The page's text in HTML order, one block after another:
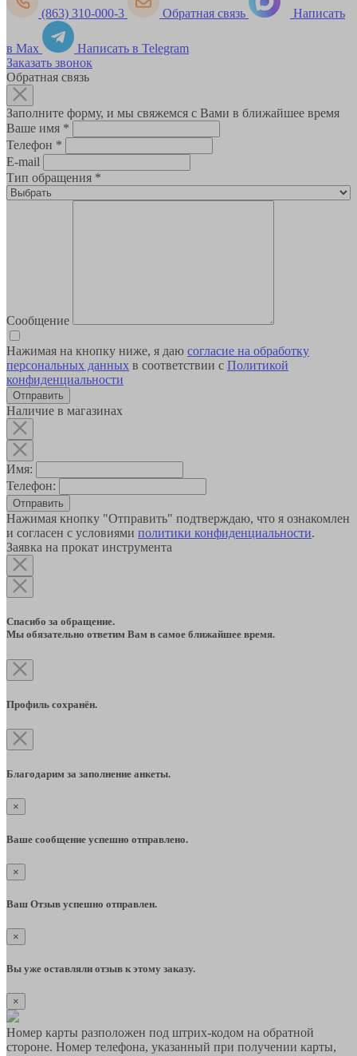
(863) 310-000-3 Обратная связь Написать
в Max
Написать в Telegram
Заказать звонок
Обратная связь
Заполните форму, и мы свяжемся с Вами в ближайшее время
Ваше имя *
Телефон *
E-mail
Тип обращения *
Сообщение
Нажимая на кнопку ниже, я даю согласие на обработку
персональных данных в соответствии с Политикой
конфиденциальности
Наличие в магазинах
Имя:
Телефон:
Отправить
Нажимая кнопку "Отправить" подтверждаю, что я ознакомлен
и согласен с условиями политики конфиденциальности.
Заявка на прокат инструмента
Спасибо за обращение.
Мы обязательно ответим Вам в самое ближайшее время.
Профиль сохранён.
Благодарим за заполнение анкеты.
×
Ваше сообщение успешно отправлено.
×
Ваш Отзыв успешно отправлен.
×
Вы уже оставляли отзыв к этому заказу.
×
Номер карты разположен под штрих-кодом на обратной
стороне. Номер телефона, указанный при получении карты,